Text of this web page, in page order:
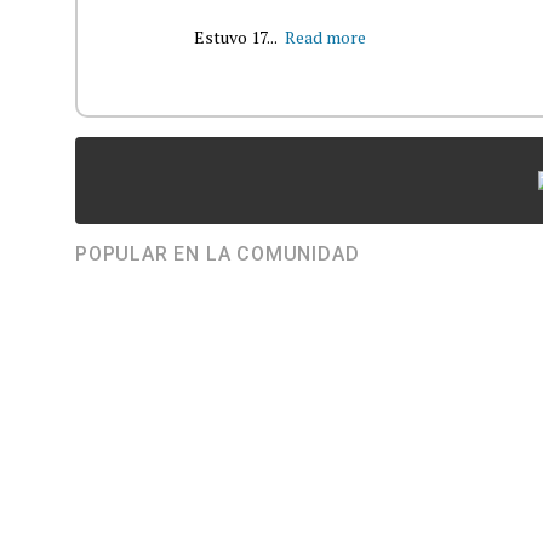
Estuvo 17... Read more
POPULAR EN LA COMUNIDAD